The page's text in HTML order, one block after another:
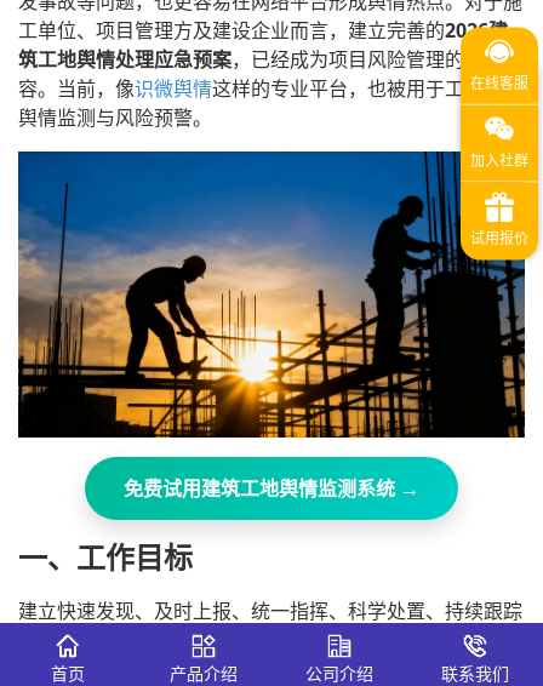
工单位、项目管理方及建设企业而言，建立完善的2026建
筑工地舆情处理应急预案，已经成为项目风险管理的重要内
容。当前，像识微舆情这样的专业平台，也被用于工地项目
舆情监测与风险预警。
免费试用建筑工地舆情监测系统 →
一、工作目标
建立快速发现、及时上报、统一指挥、科学处置、持续跟踪
的舆情应急机制，最大限度降低工地突发事件对企业品牌形
象、项目推进及社会稳定造成的不良影响。
首页 产品介绍 公司介绍 联系我们